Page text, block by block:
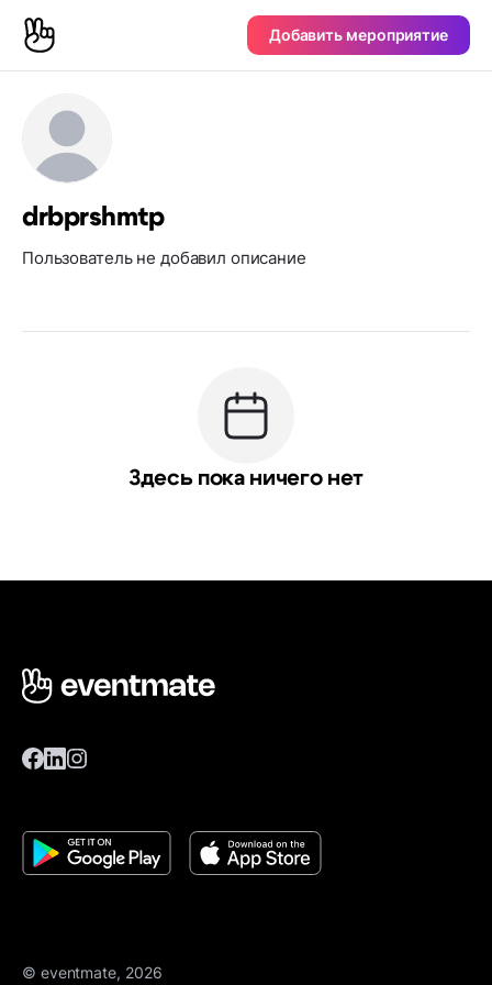
Добавить мероприятие
drbprshmtp
Пользователь не добавил описание
Здесь пока ничего нет
© eventmate, 2026